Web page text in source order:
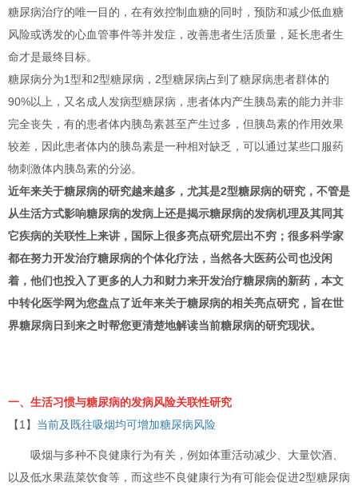
糖尿病治疗的唯一目的，在有效控制血糖的同时，预防和减少低血糖
风险或诱发的心血管事件等并发症，改善患者生活质量，延长患者生
命才是最终目标。
糖尿病分为1型和2型糖尿病，2型糖尿病占到了糖尿病患者群体的
90%以上，又名成人发病型糖尿病，患者体内产生胰岛素的能力并非
完全丧失，有的患者体内胰岛素甚至产生过多，但胰岛素的作用效果
较差，因此患者体内的胰岛素是一种相对缺乏，可以通过某些口服药
物刺激体内胰岛素的分泌。
近年来关于糖尿病的研究越来越多，尤其是2型糖尿病的研究，不管是
从生活方式影响糖尿病的发病上还是揭示糖尿病的发病机理及其同其
它疾病的关联性上来讲，国际上很多亮点研究层出不穷；很多科学家
都在努力开发治疗糖尿病的个体化疗法，当然各大医药公司也没闲
着，他们也投入了更多的人力和财力来开发治疗糖尿病的新药，本文
中转化医学网为您盘点了近年来关于糖尿病的相关亮点研究，旨在世
界糖尿病日到来之时帮您更清楚地解读当前糖尿病的研究现状。
一、生活习惯与糖尿病的发病风险关联性研究
【1】 当前及既往吸烟均可增加糖尿病风险
吸烟与多种不良健康行为有关，例如体重活动减少、大量饮酒、
以及低水果蔬菜饮食等，而这些不良健康行为有可能会促进2型糖尿病